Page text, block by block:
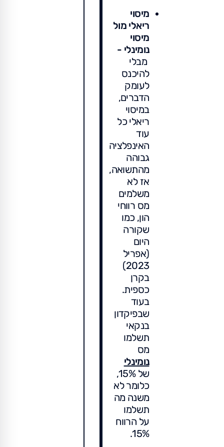
מיסוי
ריאלי מול
מיסוי
נומינלי -
מבלי
להיכנס
לעומק
הדברים,
במיסוי
ריאלי כל
עוד
האינפלציה
גבוהה
מהתשואה,
אז לא
משלמים
מס רווחי
הון, כמו
שקורה
היום
(אפריל
2023)
בקרן
כספית.
בעוד
שבפיקדון
בנקאי
תשלמו
מס
נומינלי
של 15%,
כלומר לא
משנה מה
תשלמו
על הרווח
15%.